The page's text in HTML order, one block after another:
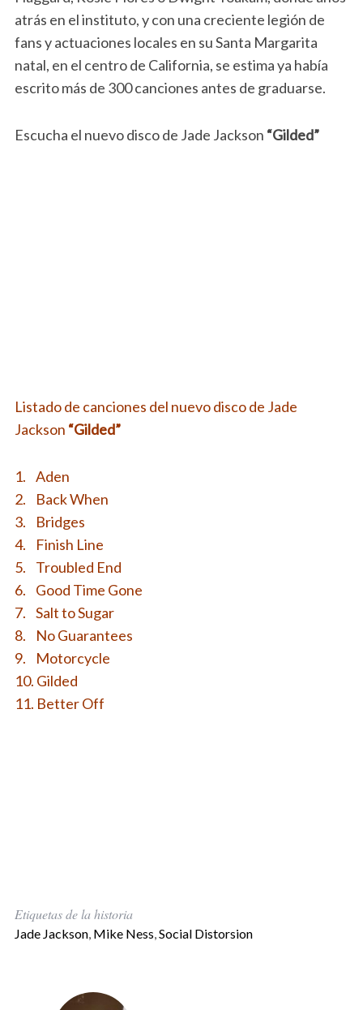
atrás en el instituto, y con una creciente legión de
fans y actuaciones locales en su Santa Margarita
natal, en el centro de California, se estima ya había
escrito más de 300 canciones antes de graduarse.
Escucha el nuevo disco de Jade Jackson “Gilded”
Listado de canciones del nuevo disco de Jade
Jackson “Gilded”
1. Aden
2. Back When
3. Bridges
4. Finish Line
5. Troubled End
6. Good Time Gone
7. Salt to Sugar
8. No Guarantees
9. Motorcycle
10. Gilded
11. Better Off
Etiquetas de la historia
Jade Jackson, Mike Ness,Social Distorsion